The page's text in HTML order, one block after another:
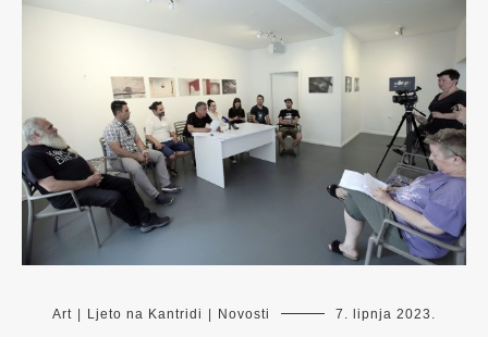
Art | Ljeto na Kantridi | Novosti 7. lipnja 2023.